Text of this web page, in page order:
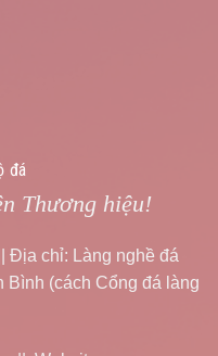
đá
Thương hiệu!
Địa chỉ: Làng nghề đá
Bình (cách Cổng đá làng